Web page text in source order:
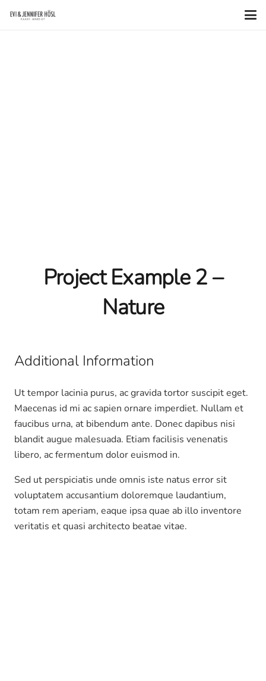
Project Example 2 –
Nature
Additional Information
Ut tempor lacinia purus, ac gravida tortor suscipit eget.
Maecenas id mi ac sapien ornare imperdiet. Nullam et
faucibus urna, at bibendum ante. Donec dapibus nisi
blandit augue malesuada. Etiam facilisis venenatis
libero, ac fermentum dolor euismod in.
Sed ut perspiciatis unde omnis iste natus error sit
voluptatem accusantium doloremque laudantium,
totam rem aperiam, eaque ipsa quae ab illo inventore
veritatis et quasi architecto beatae vitae.